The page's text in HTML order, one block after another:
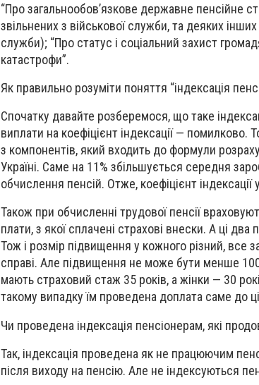
“Про загальнообов’язкове державне пенсійне
звільнених з військової служби, та деяких
служби); “Про статус і соціальний захист
катастрофи”.
Як правильно розуміти поняття “індексація
Спочатку давайте розберемося, що таке
виплати на коефіцієнт індексації — помилково.
з компонентів, який входить до формули
Україні. Саме на 11% збільшується середня
обчислення пенсій. Отже, коефіцієнт індексації
Також при обчисленні трудової пенсії
плати, з якої сплачені страхові внески. А ці
Тож і розмір підвищення у кожного різний, все
справі. Але підвищення не може бути менше
мають страховий стаж 35 років, а жінки — 30
такому випадку їм проведена доплата саме до
Чи проведена індексація пенсіонерам, які
Так, індексація проведена як не працюючим
після виходу на пенсію. Але не індексуються